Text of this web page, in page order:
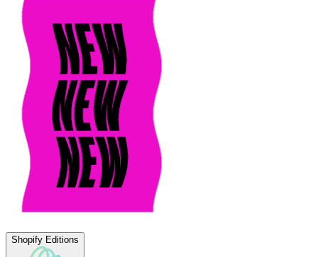
Shopify Editions